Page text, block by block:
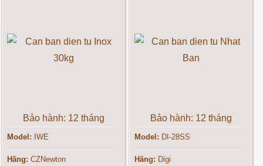
Bảo hành: 12 tháng
Model: IWE
Hãng: CZNewton
Bảo hành: 12 tháng
Model: DI-28SS
Hãng: Digi